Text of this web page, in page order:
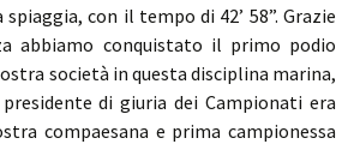
con il tempo di 42’ 58”. Grazie
abbiamo conquistato il primo podio
società in questa disciplina marina,
di giuria dei Campionati era
compaesana e prima campionessa